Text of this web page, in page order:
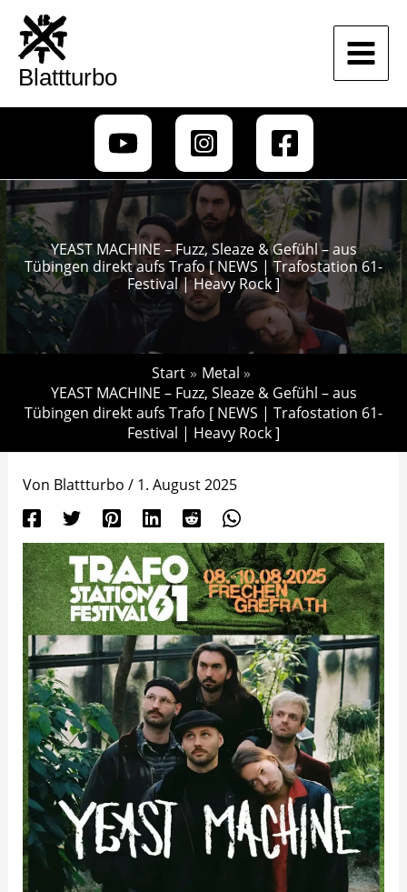
Zum
Inhalt
springen
Blattturbo
YEAST MACHINE – Fuzz, Sleaze & Gefühl – aus
Tübingen direkt aufs Trafo [ NEWS | Trafostation 61-
Festival | Heavy Rock ]
Start
Metal
YEAST MACHINE – Fuzz, Sleaze & Gefühl – aus
Tübingen direkt aufs Trafo [ NEWS | Trafostation 61-
Festival | Heavy Rock ]
Von Blattturbo / 1. August 2025